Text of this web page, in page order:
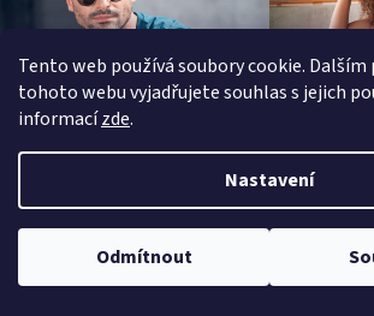
Tento web používá soubory cookie.
tohoto webu vyjadřujete souhlas s jejich
informacízde.
Nastavení
Odmítnout
Informace pro zákazníky